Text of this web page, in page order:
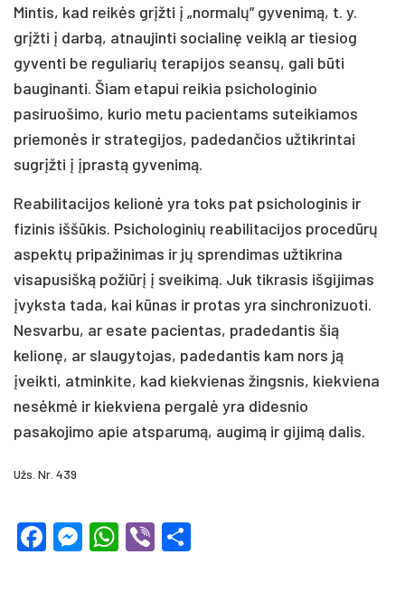
Mintis, kad reikės grįžti į „normalų” gyvenimą, t. y.
grįžti į darbą, atnaujinti socialinę veiklą ar tiesiog
gyventi be reguliarių terapijos seansų, gali būti
bauginanti. Šiam etapui reikia psichologinio
pasiruošimo, kurio metu pacientams suteikiamos
priemonės ir strategijos, padedančios užtikrintai
sugrįžti į įprastą gyvenimą.
Reabilitacijos kelionė yra toks pat psichologinis ir
fizinis iššūkis. Psichologinių reabilitacijos procedūrų
aspektų pripažinimas ir jų sprendimas užtikrina
visapusišką požiūrį į sveikimą. Juk tikrasis išgijimas
įvyksta tada, kai kūnas ir protas yra sinchronizuoti.
Nesvarbu, ar esate pacientas, pradedantis šią
kelionę, ar slaugytojas, padedantis kam nors ją
įveikti, atminkite, kad kiekvienas žingsnis, kiekviena
nesėkmė ir kiekviena pergalė yra didesnio
pasakojimo apie atsparumą, augimą ir gijimą dalis.
Užs. Nr. 439
Facebook
Messenger
WhatsApp
Viber